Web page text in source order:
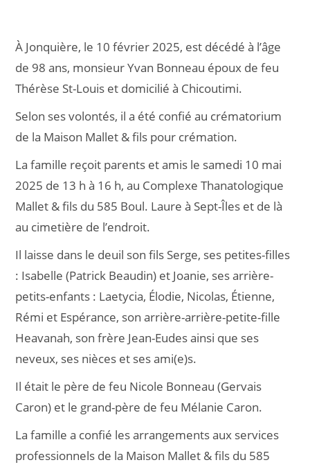
À Jonquière, le 10 février 2025, est décédé à l’âge
de 98 ans, monsieur Yvan Bonneau époux de feu
Thérèse St-Louis et domicilié à Chicoutimi.
Selon ses volontés, il a été confié au crématorium
de la Maison Mallet & fils pour crémation.
La famille reçoit parents et amis le samedi 10 mai
2025 de 13 h à 16 h, au Complexe Thanatologique
Mallet & fils du 585 Boul. Laure à Sept-Îles et de là
au cimetière de l’endroit.
Il laisse dans le deuil son fils Serge, ses petites-filles
: Isabelle (Patrick Beaudin) et Joanie, ses arrière-
petits-enfants : Laetycia, Élodie, Nicolas, Étienne,
Rémi et Espérance, son arrière-arrière-petite-fille
Heavanah, son frère Jean-Eudes ainsi que ses
neveux, ses nièces et ses ami(e)s.
Il était le père de feu Nicole Bonneau (Gervais
Caron) et le grand-père de feu Mélanie Caron.
La famille a confié les arrangements aux services
professionnels de la Maison Mallet & fils du 585